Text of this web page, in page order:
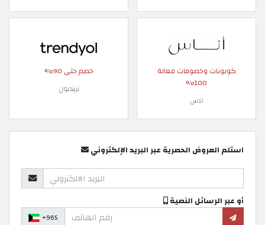
كوبونات وخصومات فعالة
100%
اناس
خصم حتى 90%
ترينديول
استلم العروض الحصرية عبر البريد الإلكتروني
أو عبر الرسائل النصية
+965